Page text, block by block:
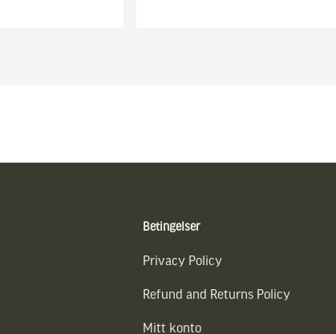
Betingelser
Privacy Policy
Refund and Returns Policy
Mitt konto